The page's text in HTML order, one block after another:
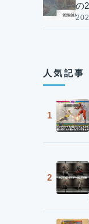
の
人気記事
1
2